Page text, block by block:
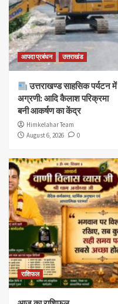
आपदा प्रबंधन उत्तराखंड
उत्तराखण्ड साहसिक पर्यटन में
अग्रणी: आदि कैलाश परिक्रमा
बनी आकर्षण का केंद्र
Himkelahar Team
August 6, 2026
0
राशिफल